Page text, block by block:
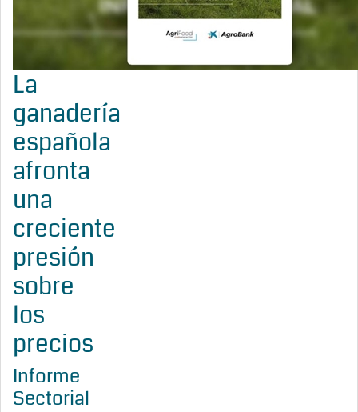
La
ganadería
española
afronta
una
creciente
presión
sobre
los
precios
Informe
Sectorial